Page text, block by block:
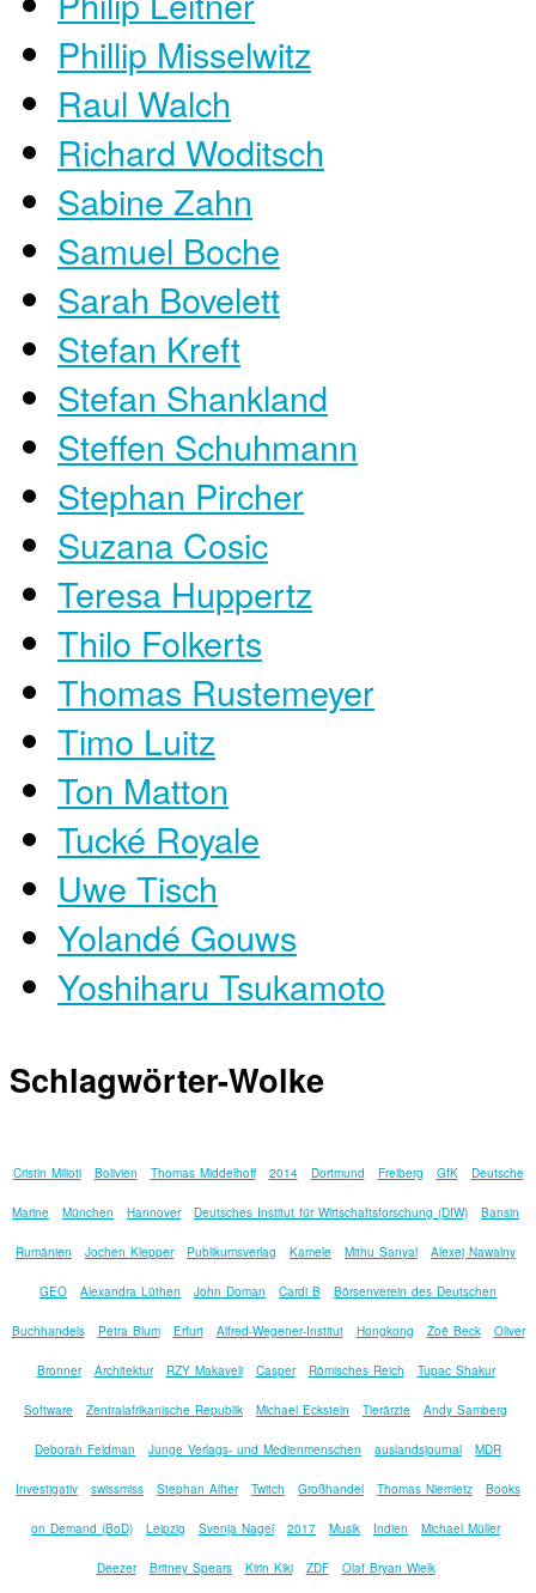
Phillip Misselwitz
Raul Walch
Richard Woditsch
Sabine Zahn
Samuel Boche
Sarah Bovelett
Stefan Kreft
Stefan Shankland
Steffen Schuhmann
Stephan Pircher
Suzana Cosic
Teresa Huppertz
Thilo Folkerts
Thomas Rustemeyer
Timo Luitz
Ton Matton
Tucké Royale
Uwe Tisch
Yolandé Gouws
Yoshiharu Tsukamoto
Schlagwörter-Wolke
Cristin Milioti Bolivien Thomas Middelhoff 2014 Dortmund Freiberg GfK Deutsche
Marine München Hannover Deutsches Institut für Wirtschaftsforschung (DIW) Bansin
Rumänien Jochen Klepper Publikumsverlag Kamele Mithu Sanyal Alexej Nawalny
GEO Alexandra Lüthen John Doman Cardi B Börsenverein des Deutschen
Buchhandels Petra Blum Erfurt Alfred-Wegener-Institut Hongkong Zoë Beck Oliver
Bronner Architektur RZY Makaveli Casper Römisches Reich Tupac Shakur
Software Zentralafrikanische Republik Michael Eckstein Tierärzte Andy Samberg
Deborah Feldman Junge Verlags- und Medienmenschen auslandsjournal MDR
Investigativ swissmiss Stephan Alfter Twitch Großhandel Thomas Niemietz Books
on Demand (BoD) Leipzig Svenja Nagel 2017 Musik Indien Michael Müller
Deezer Britney Spears Kirin Kiki ZDF Olaf Bryan Wielk